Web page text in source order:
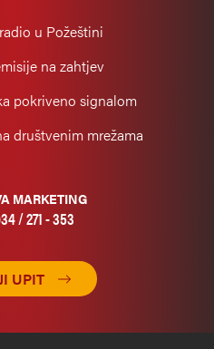
u Požeštini
na zahtjev
pokriveno signalom
društvenim mrežama
MARKETING
/ 271 - 353
UPIT